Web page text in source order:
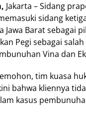
Jakarta – Sidang
sidang
Jawa Barat sebagai
Pegi sebagai
Vina dan
tim kuasa
bahwa kliennya
kasus